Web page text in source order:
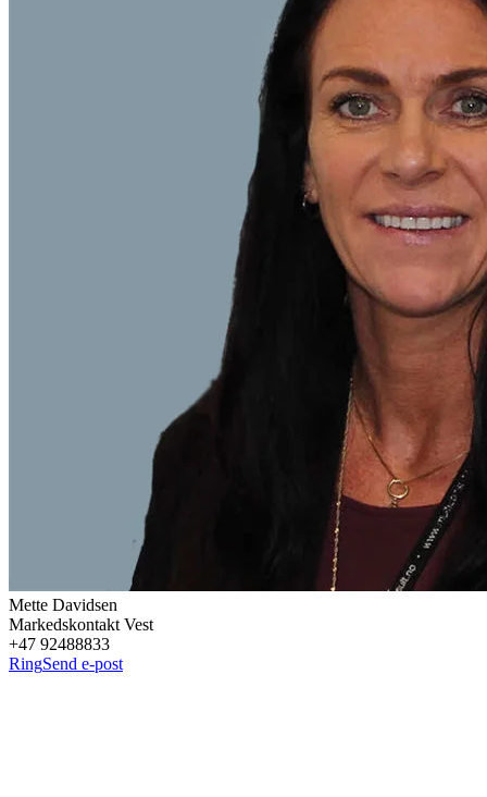
Mette Davidsen
Markedskontakt Vest
+47 92488833
RingSend e-post